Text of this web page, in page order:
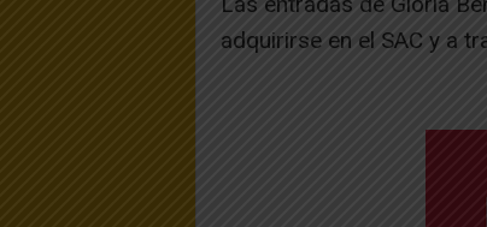
adquirirse en el SAC y a